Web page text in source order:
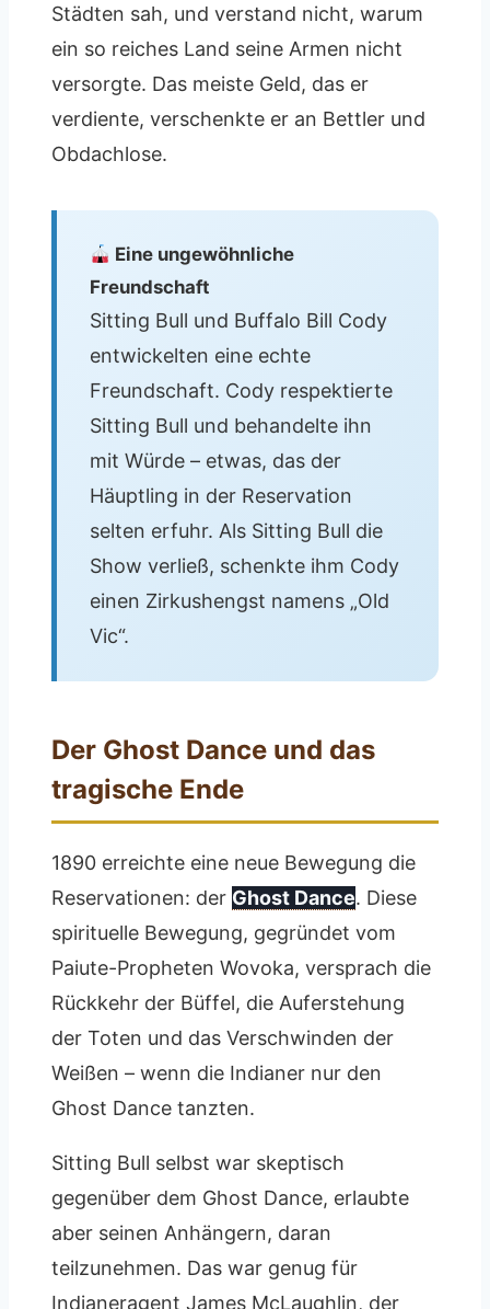
Städten sah, und verstand nicht, warum
ein so reiches Land seine Armen nicht
versorgte. Das meiste Geld, das er
verdiente, verschenkte er an Bettler und
Obdachlose.
Eine ungewöhnliche
Freundschaft
Sitting Bull und Buffalo Bill Cody
entwickelten eine echte
Freundschaft. Cody respektierte
Sitting Bull und behandelte ihn
mit Würde – etwas, das der
Häuptling in der Reservation
selten erfuhr. Als Sitting Bull die
Show verließ, schenkte ihm Cody
einen Zirkushengst namens „Old
Vic“.
Der Ghost Dance und das
tragische Ende
1890 erreichte eine neue Bewegung die
Reservationen: der Ghost Dance. Diese
spirituelle Bewegung, gegründet vom
Paiute-Propheten Wovoka, versprach die
Rückkehr der Büffel, die Auferstehung
der Toten und das Verschwinden der
Weißen – wenn die Indianer nur den
Ghost Dance tanzten.
Sitting Bull selbst war skeptisch
gegenüber dem Ghost Dance, erlaubte
aber seinen Anhängern, daran
teilzunehmen. Das war genug für
Indianeragent James McLaughlin, der